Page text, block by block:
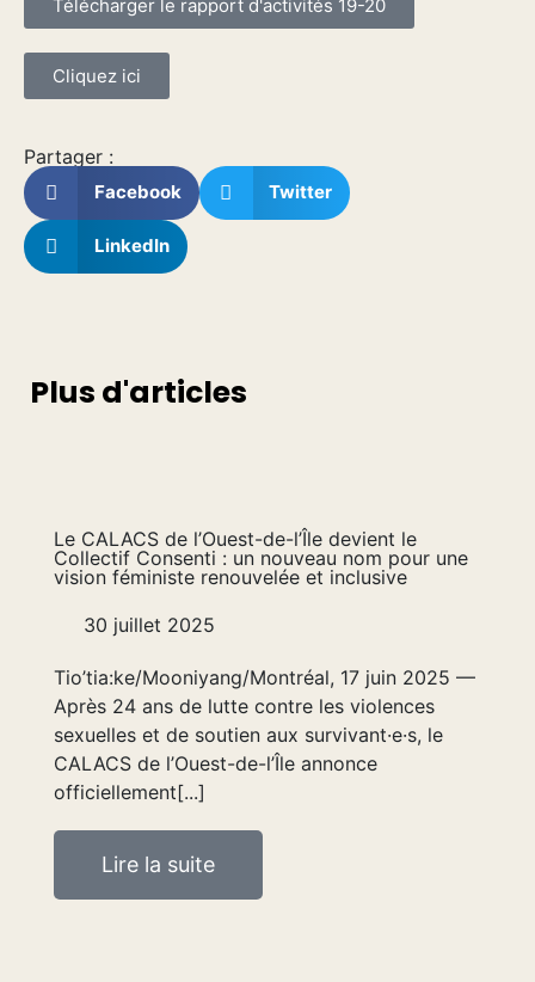
Télécharger le rapport d'activités 19-20
Cliquez ici
Partager :
Facebook Twitter
LinkedIn
Plus d'articles
Le CALACS de l’Ouest-de-l’Île devient le
Collectif Consenti : un nouveau nom pour une
vision féministe renouvelée et inclusive
30 juillet 2025
Tio’tia:ke/Mooniyang/Montréal, 17 juin 2025 —
Après 24 ans de lutte contre les violences
sexuelles et de soutien aux survivant·e·s, le
CALACS de l’Ouest-de-l’Île annonce
officiellement[...]
Lire la suite